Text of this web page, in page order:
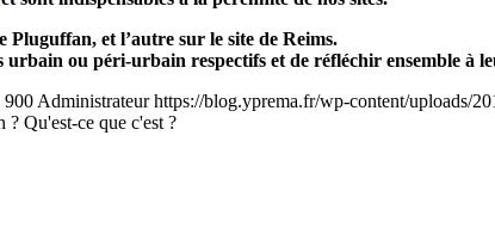
et l’autre sur le site de Reims.
urbain ou péri-urbain respectifs et de réfléchir ensemble à
900 Administrateur https://blog.yprema.fr/wp-content/uploads/
Qu'est-ce que c'est ?